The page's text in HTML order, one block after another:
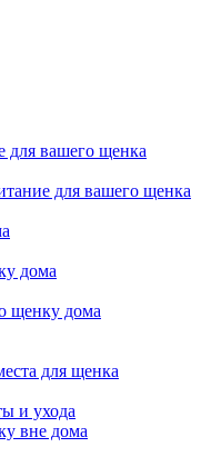
для вашего щенка
для вашего щенка
дома
щенку дома
для щенка
и ухода
вне дома